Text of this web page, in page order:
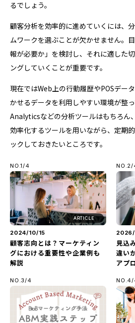
るでしょう。
顧客分析を効率的に進めていくには、
ムワークを選ぶことが欠かせません。
報が必要か」を検討し、それに適した
ングしていくことが重要です。
現在ではWeb上の行動履歴やPOSデー
かせるデータを利用しやすい環境が整
Analyticsなどの分析ツールはもちろん
効率化するツールを用いながら、定期
ックしておきたいところです。
NO.1/4
ARTICLE
2024/10/15
顧客志向とは？マーケティン
グにおける重要性や企業例も
解説
NO.2/
見込
違い
アプ
NO.3/4 NO.4/